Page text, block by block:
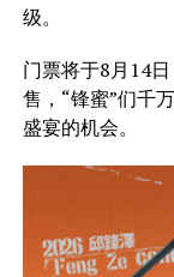
级。
门票将于8月14
售，“锋蜜”们千
盛宴的机会。